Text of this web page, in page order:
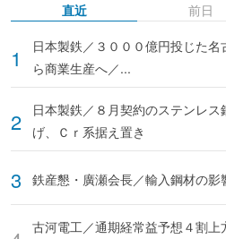
直近
日本製鉄／３０００億円投じた
ら商業生産へ／...
日本製鉄／８月契約のステンレ
げ、Ｃｒ系据え置き
鉄産懇・廣瀬会長／輸入鋼材の影
古河電工／通期経常益予想４割
前日